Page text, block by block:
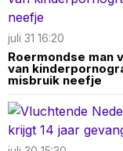
juli 31 16:20
Roermondse man
van
misbruik neefje